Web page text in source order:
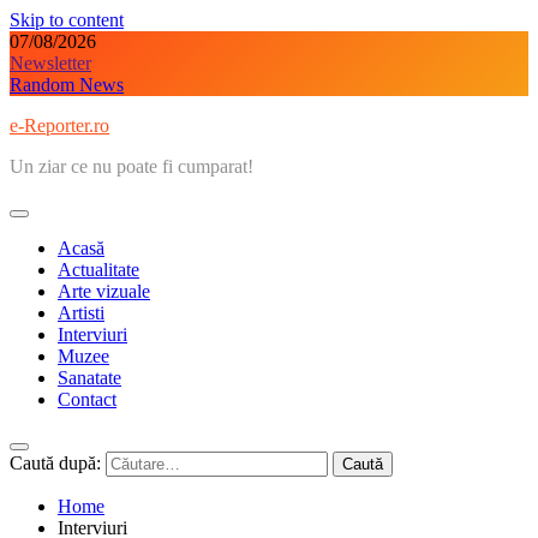
Skip to content
07/08/2026
Newsletter
Random News
e-Reporter.ro
Un ziar ce nu poate fi cumparat!
Acasă
Actualitate
Arte vizuale
Artisti
Interviuri
Muzee
Sanatate
Contact
Caută după:
Home
Interviuri